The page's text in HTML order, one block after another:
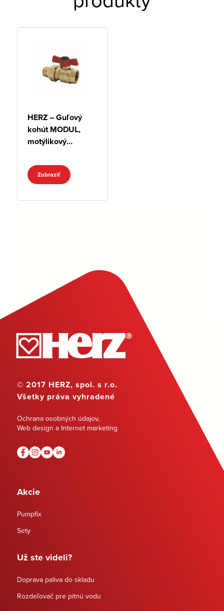
HERZ – Guľový
kohút MODUL,
motýlikový
závit x pripájacia
vsuvka
Zobraziť
© 2017 HERZ, spol. s r.o.
Všetky práva vyhradené
Ochrana osobných údajov,
Web design a Internet marketing
Akcie
Pumpfix
Sety
Už ste videli?
Doprava paliva do skladu
Rozdeľovač pre pitnú vodu